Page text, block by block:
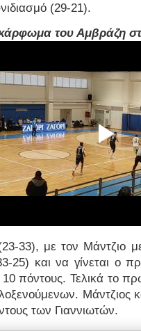
(29-21).
του Αμβράζη
33), με τον Μάντζιο
25) και να γίνεται ο
πόντους. Τελικά το
Μάντζιος
των Γιαννιωτών.